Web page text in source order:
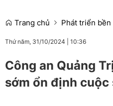
Trang chủ
Phát triển bền
Thứ năm, 31/10/2024 10:36
Công an Quảng
sớm ổn định cuộc